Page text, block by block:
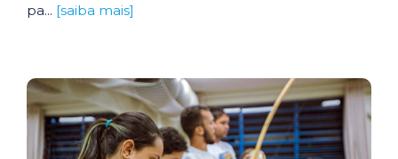
pa... [saiba mais]